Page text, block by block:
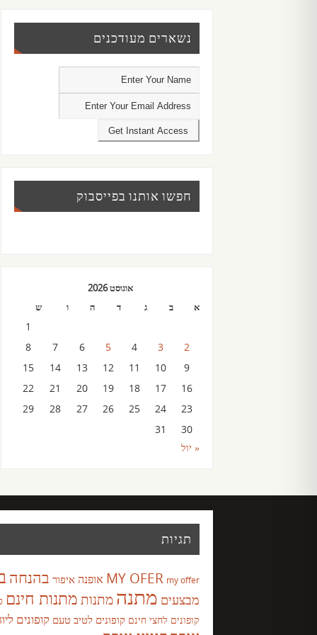
נשארים מעודכנים
חפשו אותנו בפייסבוק
אוגוסט 2026
א
ב ג ד ה ו ש
1
2
3
4
5
6
7
8
9
10
11
12
13
14
15
16
17
18
19
20
21
22
23
24
25
26
27
28
29
30
31
« יול
תגיות
MY OFER my offer אופנה איפור בהנחה
מבצעים מתנה מתנות מתנות חינם
קופונים לחצי חינם קופונים לטיב טעם קופונים